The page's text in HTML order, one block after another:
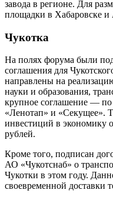
завода в регионе. Для
площадки в Хабаровске и
Чукотка
На полях форума были
соглашения для
направлены на
науки и образования,
крупное соглашение —
«Ленотап» и «Секущее».
инвестиций в экономику
рублей.
Кроме того, подписан
АО «Чукотснаб» о
Чукотки в этом году.
своевременной доставки